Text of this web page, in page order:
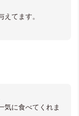
てます。
気に食べてくれま